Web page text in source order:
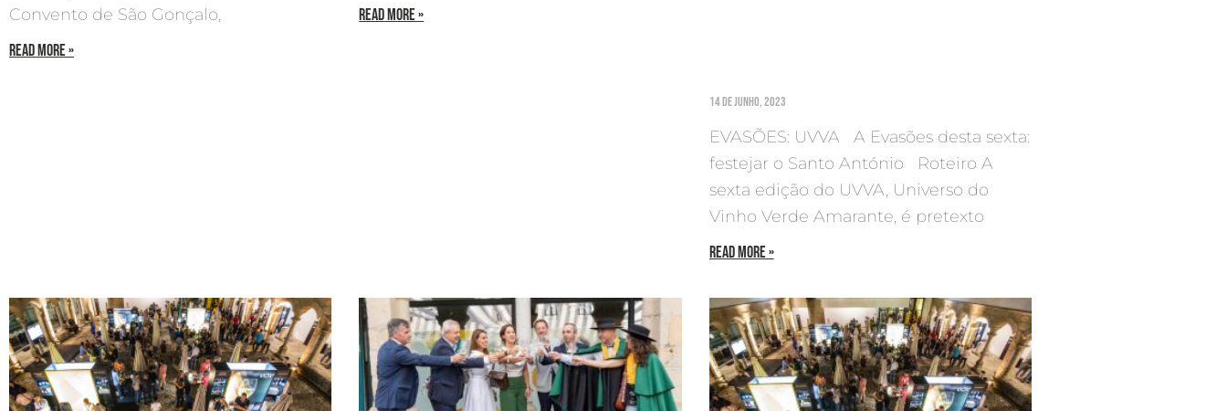
Convento de São Gonçalo,
READ MORE »
READ MORE »
14 De Junho, 2023
EVASÕES: UVVA A Evasões desta sexta:
festejar o Santo António Roteiro A
sexta edição do UVVA, Universo do
Vinho Verde Amarante, é pretexto
READ MORE »